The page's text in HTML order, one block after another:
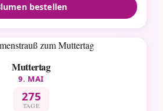
bestellen
Muttertag
9. MAI
275
TAGE